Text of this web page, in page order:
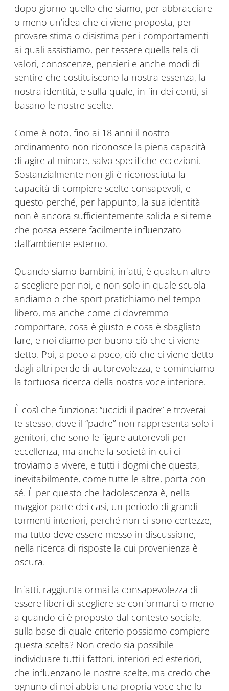
dopo giorno quello che siamo, per abbracciare
o meno un’idea che ci viene proposta, per
provare stima o disistima per i comportamenti
ai quali assistiamo, per tessere quella tela di
valori, conoscenze, pensieri e anche modi di
sentire che costituiscono la nostra essenza, la
nostra identità, e sulla quale, in fin dei conti, si
basano le nostre scelte.
Come è noto, fino ai 18 anni il nostro
ordinamento non riconosce la piena capacità
di agire al minore, salvo specifiche eccezioni.
Sostanzialmente non gli è riconosciuta la
capacità di compiere scelte consapevoli, e
questo perché, per l’appunto, la sua identità
non è ancora sufficientemente solida e si teme
che possa essere facilmente influenzato
dall’ambiente esterno.
Quando siamo bambini, infatti, è qualcun altro
a scegliere per noi, e non solo in quale scuola
andiamo o che sport pratichiamo nel tempo
libero, ma anche come ci dovremmo
comportare, cosa è giusto e cosa è sbagliato
fare, e noi diamo per buono ciò che ci viene
detto. Poi, a poco a poco, ciò che ci viene detto
dagli altri perde di autorevolezza, e cominciamo
la tortuosa ricerca della nostra voce interiore.
È così che funziona: “uccidi il padre” e troverai
te stesso, dove il “padre” non rappresenta solo i
genitori, che sono le figure autorevoli per
eccellenza, ma anche la società in cui ci
troviamo a vivere, e tutti i dogmi che questa,
inevitabilmente, come tutte le altre, porta con
sé. È per questo che l’adolescenza è, nella
maggior parte dei casi, un periodo di grandi
tormenti interiori, perché non ci sono certezze,
ma tutto deve essere messo in discussione,
nella ricerca di risposte la cui provenienza è
oscura.
Infatti, raggiunta ormai la consapevolezza di
essere liberi di scegliere se conformarci o meno
a quando ci è proposto dal contesto sociale,
sulla base di quale criterio possiamo compiere
questa scelta? Non credo sia possibile
individuare tutti i fattori, interiori ed esteriori,
che influenzano le nostre scelte, ma credo che
ognuno di noi abbia una propria voce che lo